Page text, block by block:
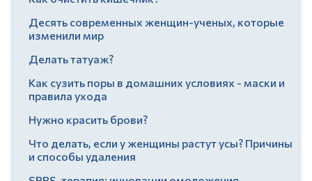
Десять современных женщин-ученых, которые
изменили мир
Делать татуаж?
Как сузить поры в домашних условиях - маски и
правила ухода
Нужно красить брови?
Что делать, если у женщины растут усы? Причины
и способы удаления